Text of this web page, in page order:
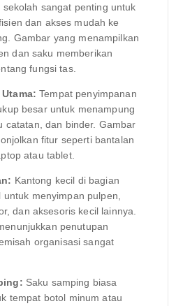
sangat penting untuk
dan akses mudah ke
Gambar yang menampilkan
dan saku memberikan
fungsi tas.
Tempat penyimpanan
besar untuk menampung
catatan, dan binder. Gambar
fitur seperti bantalan
atau tablet.
Kantong kecil di bagian
menyimpan pulpen,
dan aksesoris kecil lainnya.
penutupan
organisasi sangat
Saku samping biasa
tempat botol minum atau